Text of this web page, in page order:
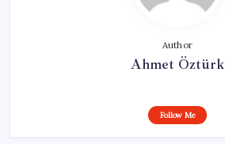
Author
Ahmet Öztürk
Follow Me